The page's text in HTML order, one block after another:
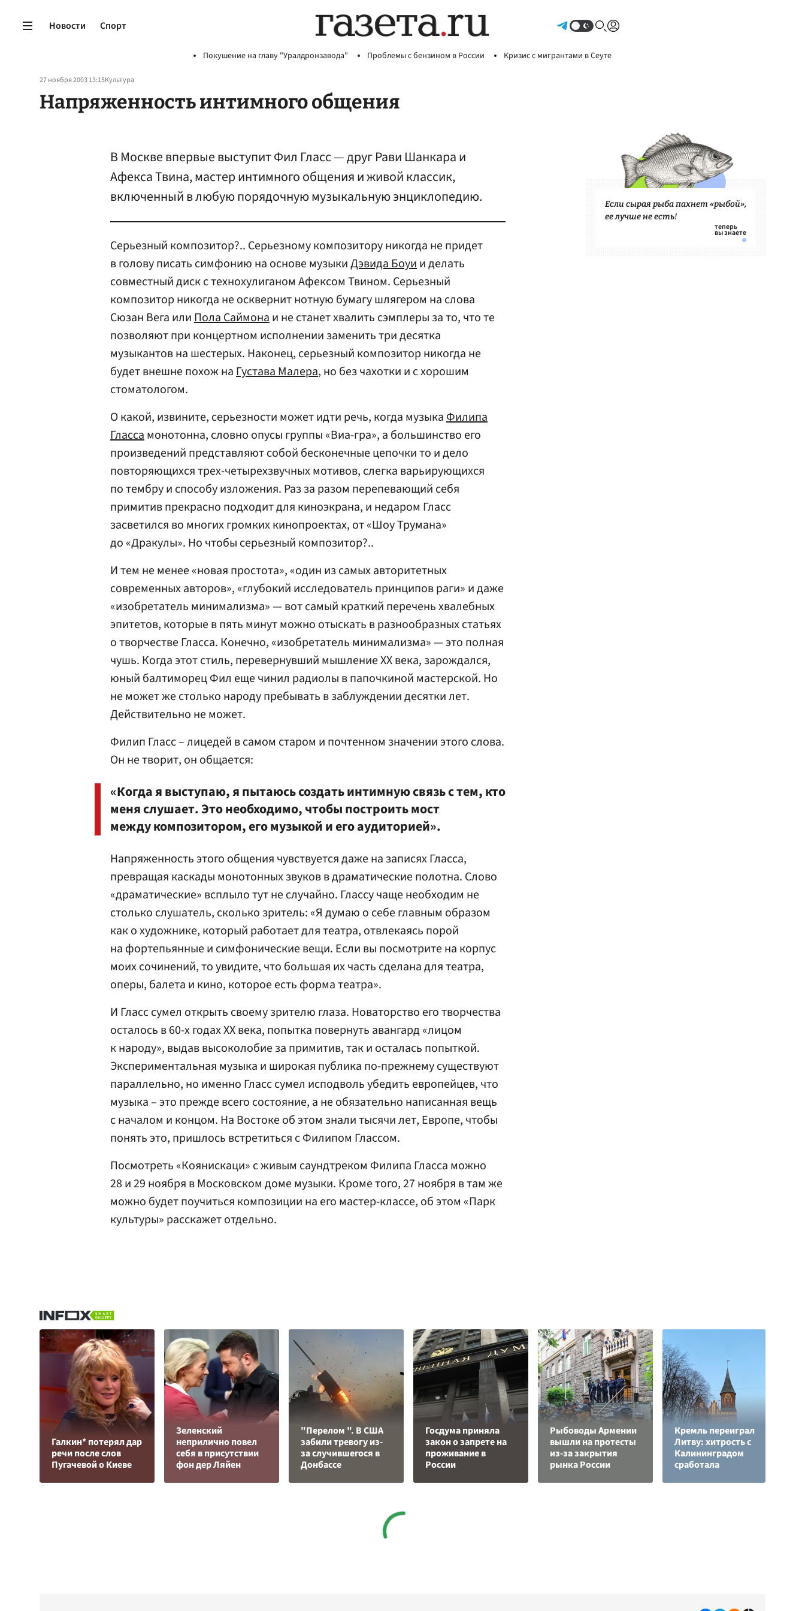
Новости Спорт
Покушение на главу "Уралдронзавода" Проблемы с бензином в России Кризис с мигрантами в Сеуте
27 ноября 2003 13:15Культура
Напряженность интимного общения
В Москве впервые выступит Фил Гласс — друг Рави Шанкара и
Афекса Твина, мастер интимного общения и живой классик,
включенный в любую порядочную музыкальную энциклопедию.
Серьезный композитор?.. Серьезному композитору никогда не придет
в голову писать симфонию на основе музыкиДэвида Боуии делать
совместный диск с технохулиганом Афексом Твином. Серьезный
композитор никогда не осквернит нотную бумагу шлягером на слова
Сюзан Вега илиПола Саймонаи не станет хвалить сэмплеры за то, что те
позволяют при концертном исполнении заменить три десятка
музыкантов на шестерых. Наконец, серьезный композитор никогда не
будет внешне похож наГустава Малера, но без чахотки и с хорошим
стоматологом.
О какой, извините, серьезности может идти речь, когда музыкаФилипа
Глассамонотонна, словно опусы группы «Виа-гра», а большинство его
произведений представляют собой бесконечные цепочки то и дело
повторяющихся трех-четырехзвучных мотивов, слегка варьирующихся
по тембру и способу изложения. Раз за разом перепевающий себя
примитив прекрасно подходит для киноэкрана, и недаром Гласс
засветился во многих громких кинопроектах, от «Шоу Трумана»
до «Дракулы». Но чтобы серьезный композитор?..
И тем не менее «новая простота», «один из самых авторитетных
современных авторов», «глубокий исследователь принципов раги» и даже
«изобретатель минимализма» — вот самый краткий перечень хвалебных
эпитетов, которые в пять минут можно отыскать в разнообразных статьях
о творчестве Гласса. Конечно, «изобретатель минимализма» — это полная
чушь. Когда этот стиль, перевернувший мышление XX века, зарождался,
юный балтиморец Фил еще чинил радиолы в папочкиной мастерской. Но
не может же столько народу пребывать в заблуждении десятки лет.
Действительно не может.
Филип Гласс – лицедей в самом старом и почтенном значении этого слова.
Он не творит, он общается:
«Когда я выступаю, я пытаюсь создать интимную связь с тем, кто
меня слушает. Это необходимо, чтобы построить мост
между композитором, его музыкой и его аудиторией».
Напряженность этого общения чувствуется даже на записях Гласса,
превращая каскады монотонных звуков в драматические полотна. Слово
«драматические» всплыло тут не случайно. Глассу чаще необходим не
столько слушатель, сколько зритель: «Я думаю о себе главным образом
как о художнике, который работает для театра, отвлекаясь порой
на фортепьянные и симфонические вещи. Если вы посмотрите на корпус
моих сочинений, то увидите, что большая их часть сделана для театра,
оперы, балета и кино, которое есть форма театра».
И Гласс сумел открыть своему зрителю глаза. Новаторство его творчества
осталось в 60-х годах XX века, попытка повернуть авангард «лицом
к народу», выдав высоколобие за примитив, так и осталась попыткой.
Экспериментальная музыка и широкая публика по-прежнему существуют
параллельно, но именно Гласс сумел исподволь убедить европейцев, что
музыка – это прежде всего состояние, а не обязательно написанная вещь
с началом и концом. На Востоке об этом знали тысячи лет, Европе, чтобы
понять это, пришлось встретиться с Филипом Глассом.
Посмотреть «Коянискаци» с живым саундтреком Филипа Гласcа можно
28 и 29 ноября в Московском доме музыки. Кроме того, 27 ноября в там же
можно будет поучиться композиции на его мастер-классе, об этом «Парк
культуры» расскажет отдельно.
Если сырая рыба пахнет «рыбой»,
ее лучше не есть!
Галкин* потерял дар
речи после слов
Пугачевой о Киеве
Зеленский
неприлично повел
cебя в присутствии
фон дер Ляйен
"Перелом ". В США
забили тревогу из-
за случившегося в
Донбассе
Госдума приняла
закон о запрете на
проживание в
России
Рыбоводы Армении
вышли на протесты
из-за закрытия
рынка России
Кремль переиграл
Литву: хитрость с
Калининградом
сработала